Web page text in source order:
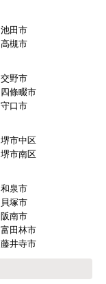
大阪市福島区